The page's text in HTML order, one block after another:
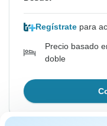
Regístrate para
Precio basado
doble